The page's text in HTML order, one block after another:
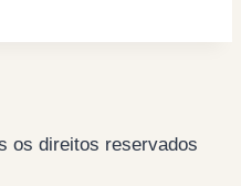
os direitos reservados